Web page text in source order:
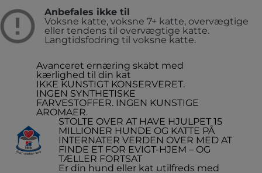
Anbefales ikke til
Voksne katte, voksne 7+ katte, overvægtige
eller tendens til overvægtige katte.
Langtidsfodring til voksne katte.
Avanceret ernæring skabt med
kærlighed til din kat
IKKE KUNSTIGT KONSERVERET.
INGEN SYNTHETISKE
FARVESTOFFER. INGEN KUNSTIGE
AROMAER.
STOLTE OVER AT HAVE HJULPET 15
MILLIONER HUNDE OG KATTE PÅ
INTERNATER VERDEN OVER MED AT
FINDE ET FOR EVIGT-HJEM – OG
TÆLLER FORTSAT
Er din hund eller kat utilfreds med